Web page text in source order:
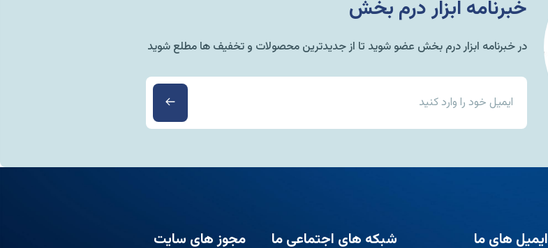
خبرنامه ابزار درم بخش
در خبرنامه ابزار درم بخش عضو شوید تا از جدیدترین محصولات و تخفیف ها مطلع شوید
ایمیل های ما شبکه های اجتماعی ما مجوز های سایت